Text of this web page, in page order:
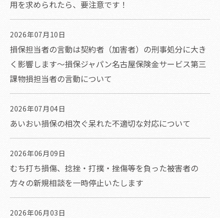
用を求められたら、要注意です！
2026年07月10日
損保担当者の言動は契約者（加害者）の刑事処分に大き
く影響します～損保ジャパン名古屋保険金サービス第三
課物損担当者の言動について
2026年07月04日
あいおい損保の相次ぐ呆れた不適切な対応について
2026年06月09日
むち打ち損傷、捻挫・打撲・挫傷等を負った被害者の
方々の新規相談を一時停止いたします
2026年06月03日